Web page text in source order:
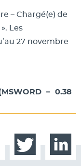
– Chargé(e) de
Les
27 novembre
MSWORD– 0.38
Twitter